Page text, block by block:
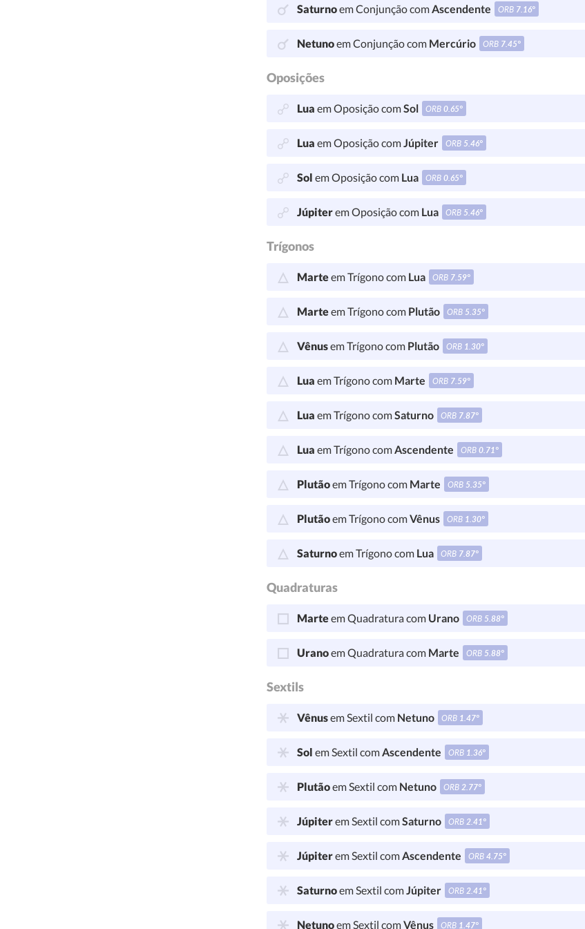
Saturnoem Conjunção comAscendente ORB 7.16°
Netunoem Conjunção com Mercúrio ORB 7.45°
Oposições
Lua em Oposição comSol ORB0.65°
Lua em Oposição comJúpiter ORB 5.46°
Sol em Oposição com Lua ORB0.65°
Júpiterem Oposição com Lua ORB 5.46°
Trígonos
Marteem Trígono com Lua ORB 7.59°
Marteem Trígono com Plutão ORB 5.35°
Vênusem Trígono com Plutão ORB 1.30°
Lua em Trígono com Marte ORB 7.59°
Lua em Trígono comSaturno ORB 7.87°
Lua em Trígono comAscendente ORB0.71°
Plutãoem Trígono com Marte ORB 5.35°
Plutãoem Trígono comVênus ORB 1.30°
Saturnoem Trígono com Lua ORB 7.87°
Quadraturas
Marteem Quadratura com Urano ORB 5.88°
Uranoem Quadratura com Marte ORB 5.88°
Sextils
Vênusem Sextil com Netuno ORB 1.47°
Sol em Sextil comAscendente ORB 1.36°
Plutãoem Sextil com Netuno ORB2.77°
Júpiterem Sextil comSaturno ORB2.41°
Júpiterem Sextil comAscendente ORB4.75°
Saturnoem Sextil comJúpiter ORB2.41°
Netunoem Sextil comVênus ORB 1.47°